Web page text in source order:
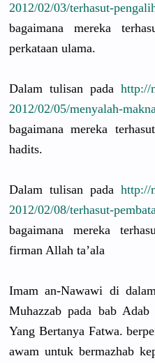
2012/02/03/terhasut-pe
bagaimana mereka
perkataan ulama.
Dalam tulisan pada http://
2012/02/05/menyalah-ma
bagaimana mereka
hadits.
Dalam tulisan pada http://
2012/02/08/terhasut-pe
bagaimana mereka
firman Allah ta’ala
Imam an-Nawawi di
Muhazzab pada bab
Yang Bertanya Fatwa.
awam untuk bermazhab